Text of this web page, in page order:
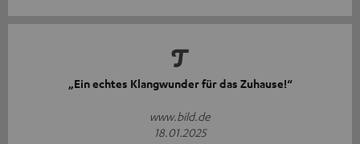
„Ein echtes Klangwunder für das Zuhause!“
www.bild.de
18.01.2025